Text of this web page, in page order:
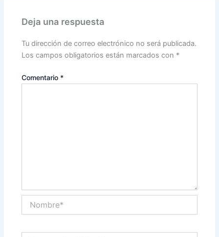
Deja una respuesta
Tu dirección de correo electrónico no será publicada.
Los campos obligatorios están marcados con *
Comentario *